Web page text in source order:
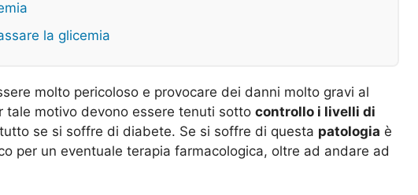
la glicemia
molto pericoloso e provocare dei danni molto gravi al
tale motivo devono essere tenuti sotto controllo i livelli di
se si soffre di diabete. Se si soffre di questa patologia è
per un eventuale terapia farmacologica, oltre ad andare ad